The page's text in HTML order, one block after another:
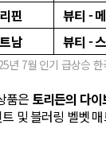
핀 뷰티 -
남 뷰티 -
년 7월 인기 급상승
품은 토리든의 다
및 블러링 벨벳